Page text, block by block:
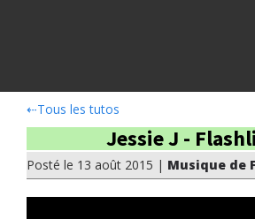
⇠Tous les tutos
Jessie J -
Posté le 13 août 2015 | Musique de